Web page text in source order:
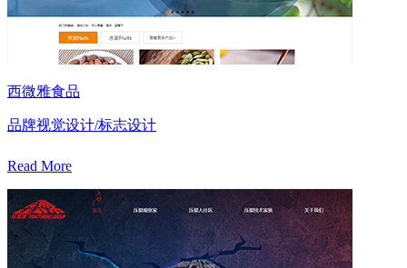
西微雅食品
品牌视觉设计/标志设计
Read More